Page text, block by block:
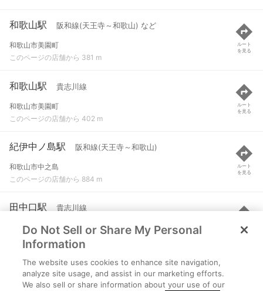
和歌山駅 阪和線(天王寺～和歌山) など
和歌山市美園町
このページの店舗から 381 m
ルート
を見る
和歌山駅 貴志川線
和歌山市美園町
このページの店舗から 402 m
ルート
を見る
紀伊中ノ島駅 阪和線(天王寺～和歌山)
和歌山市中之島
このページの店舗から 884 m
ルート
を見る
田中口駅 貴志川線
和歌山市美園町５-９３
このページの店舗から 908 m
ルート
を見る
日前宮駅 貴志川線
和歌山市有家８８
Do Not Sell or Share My Personal
Information
The website uses cookies to enhance site navigation,
analyze site usage, and assist in our marketing efforts.
We also sell or share information about your use of our